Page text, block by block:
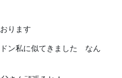
ります
ン私に似てきました なん